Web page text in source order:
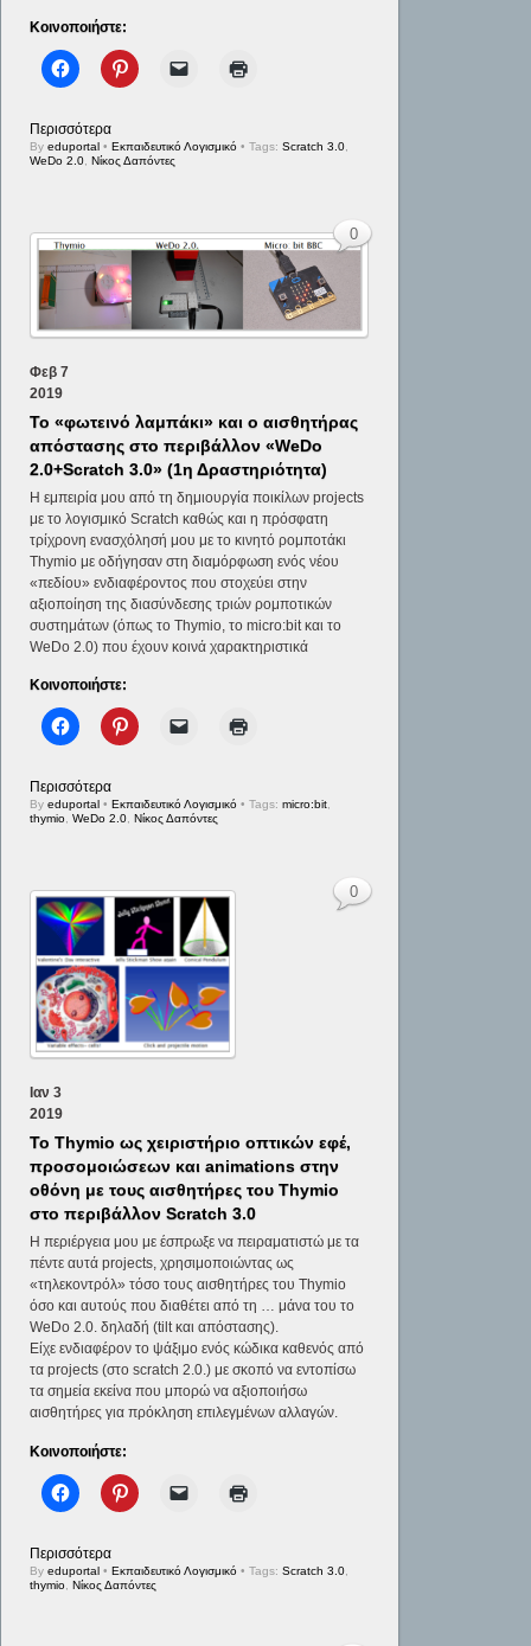
Κοινοποιήστε:
Περισσότερα
Byeduportal • Εκπαιδευτικό Λογισμικό • Tags:Scratch 3.0,
WeDo 2.0, Νίκος Δαπόντες
Φεβ 7
2019
Το «φωτεινό λαμπάκι» και ο αισθητήρας
απόστασης στο περιβάλλον «WeDo
2.0+Scratch 3.0» (1η Δραστηριότητα)
Η εμπειρία μου από τη δημιουργία ποικίλων projects
με το λογισμικό Scratch καθώς και η πρόσφατη
τρίχρονη ενασχόλησή μου με το κινητό ρομποτάκι
Thymio με οδήγησαν στη διαμόρφωση ενός νέου
«πεδίου» ενδιαφέροντος που στοχεύει στην
αξιοποίηση της διασύνδεσης τριών ρομποτικών
συστημάτων (όπως το Thymio, το micro:bit και το
WeDo 2.0) που έχουν κοινά χαρακτηριστικά
Κοινοποιήστε:
Περισσότερα
Byeduportal • Εκπαιδευτικό Λογισμικό
0
• Tags:micro:bit,
thymio,WeDo 2.0, Νίκος Δαπόντες
Ιαν 3
2019
To Thymio ως χειριστήριο οπτικών εφέ,
προσομοιώσεων και animations στην
οθόνη με τους αισθητήρες του Thymio
στο περιβάλλον Scratch 3.0
Η περιέργεια μου με έσπρωξε να πειραματιστώ με τα
πέντε αυτά projects, χρησιμοποιώντας ως
«τηλεκοντρόλ» τόσο τους αισθητήρες του Thymio
όσο και αυτούς που διαθέτει από τη … μάνα του το
WeDo 2.0. δηλαδή (tilt και απόστασης).
Είχε ενδιαφέρον το ψάξιμο ενός κώδικα καθενός από
τα projects (στο scratch 2.0.) με σκοπό να εντοπίσω
τα σημεία εκείνα που μπορώ να αξιοποιήσω
αισθητήρες για πρόκληση επιλεγμένων αλλαγών.
Κοινοποιήστε:
Περισσότερα
Byeduportal • Εκπαιδευτικό Λογισμικό
0
• Tags:Scratch 3.0
thymio ,Νίκος Δαπόντες